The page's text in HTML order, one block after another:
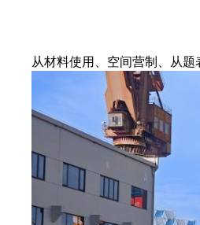
从材料使用、空间营制、从题表